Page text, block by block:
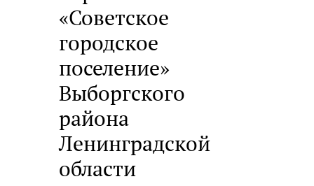
«Советское
городское
поселение»
Выборгского
района
Ленинградской
области